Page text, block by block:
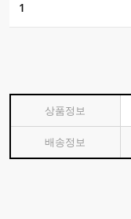
1
상품정보
배송정보